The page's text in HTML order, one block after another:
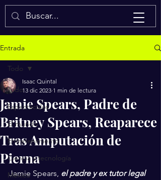
Isaac Quintal
Entrada
Todo
Espectáculos
El mundo
Entretenimiento
Ciencia y tecnología
México
Todo
Jamie Spears, Padre de
Britney Spears, Reaparece
Tras Amputación de
Pierna
Isaac Quintal
13 dic 2023 1 min de lectura
Jamie Spears, el padre y ex tutor legal